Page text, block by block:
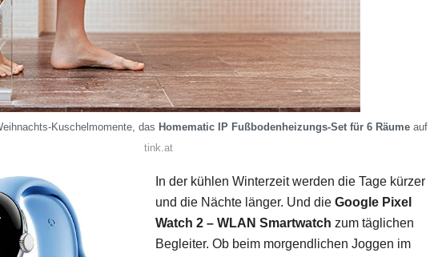
Kuschelmomente, das Homematic IP Fußbodenheizungs-Set für 6 Räume auf
tink.at
In der kühlen Winterzeit werden die Tage kürzer
und die Nächte länger. Und die Google Pixel
Watch 2 – WLAN Smartwatch zum täglichen
Begleiter. Ob beim morgendlichen Joggen im